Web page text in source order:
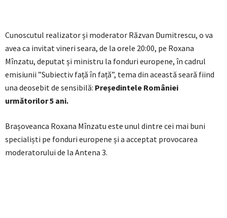
Cunoscutul realizator și moderator Răzvan Dumitrescu, o va
avea ca invitat vineri seara, de la orele 20:00, pe Roxana
Mînzatu, deputat și ministru la fonduri europene, în cadrul
emisiunii ”Subiectiv față în față”, tema din această seară fiind
una deosebit de sensibilă: Președintele României
următorilor 5 ani.
Brașoveanca Roxana Mînzatu este unul dintre cei mai buni
specialiști pe fonduri europene și a acceptat provocarea
moderatorului de la Antena 3.